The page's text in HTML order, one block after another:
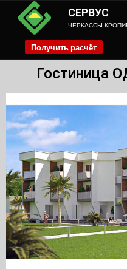
СЕРВУС
ЧЕРКАССЫ
Получить расчёт
Гостиница